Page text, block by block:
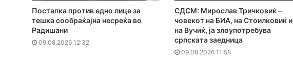
Постапка против едно лице за
тешка сообраќајна несреќа во
Радишани
09.08.2026 12:32
СДСМ: Мирослав Тричковиќ –
човекот на БИА, на Стоилковиќ и
на Вучиќ, ја злоупотребува
српската заедница
09.08.2026 11:58